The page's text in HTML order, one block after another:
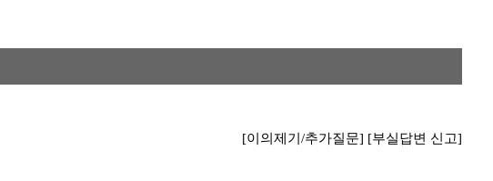
[이의제기/추가질문] [부실답변 신고]